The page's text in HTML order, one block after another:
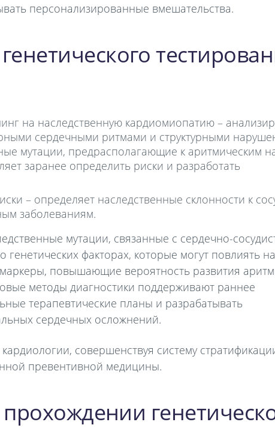
персонализированные вмешательства.
на наследственную кардиомиопатию –
сердечными ритмами и структурными
мутации, предрасполагающие к аритмическим
заранее определить риски и разработать
– определяет наследственные склонности к
заболеваниям.
мутации, связанные с сердечно-
факторах, которые могут повлиять
повышающие вероятность развития
методы диагностики поддерживают раннее
терапевтические планы и разрабатывать
сердечных осложнений.
совершенствуя систему
превентивной медицины.